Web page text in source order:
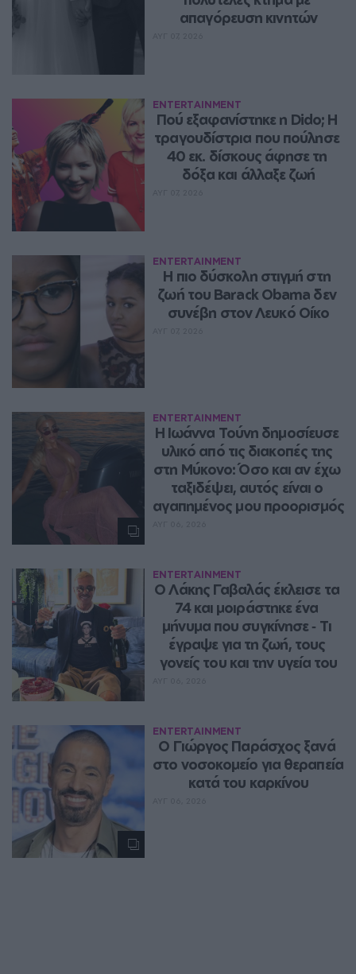
απαγόρευση κινητών
ENTERTAINMENT
Πού εξαφανίστηκε η Dido; Η
τραγουδίστρια που πούλησε
40 εκ. δίσκους άφησε τη
δόξα και άλλαξε ζωή
ENTERTAINMENT
Η πιο δύσκολη στιγμή στη
ζωή του Barack Obama δεν
συνέβη στον Λευκό Οίκο
ENTERTAINMENT
Η Ιωάννα Τούνη δημοσίευσε
υλικό από τις διακοπές της
στη Μύκονο: Όσο και αν έχω
ταξιδέψει, αυτός είναι ο
αγαπημένος μου προορισμός
ENTERTAINMENT
Ο Λάκης Γαβαλάς έκλεισε τα
74 και μοιράστηκε ένα
μήνυμα που συγκίνησε ‑ Τι
έγραψε για τη ζωή, τους
γονείς του και την υγεία του
ENTERTAINMENT
O Γιώργος Παράσχος ξανά
στο νοσοκομείο για θεραπεία
κατά του καρκίνου